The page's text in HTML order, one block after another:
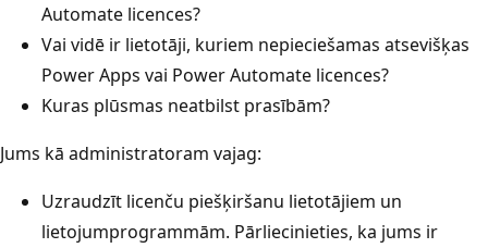
Automate licences?
Vai vidē ir lietotāji, kuriem nepieciešamas atsevišķas
Power Apps vai Power Automate licences?
Kuras plūsmas neatbilst prasībām?
Jums kā administratoram vajag:
Uzraudzīt licenču piešķiršanu lietotājiem un
lietojumprogrammām. Pārliecinieties, ka jums ir